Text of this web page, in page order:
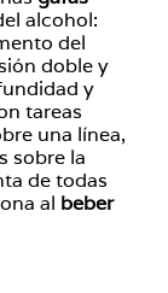
alcohol:
del
doble y
y
tareas
una línea,
sobre la
de todas
al beber